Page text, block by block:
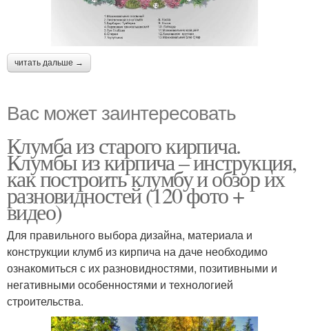
читать дальше →
Вас может заинтересовать
Клумба из старого кирпича.
Клумбы из кирпича – инструкция,
как построить клумбу и обзор их
разновидностей (120 фото +
видео)
Для правильного выбора дизайна, материала и
конструкции клумб из кирпича на даче необходимо
ознакомиться с их разновидностями, позитивными и
негативными особенностями и технологией
строительства.